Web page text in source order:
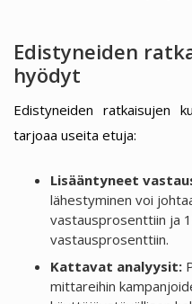
Edistyneiden
hyödyt
Edistyneiden ratkaisujen
tarjoaa useita etuja:
Lisääntyneet
lähestyminen voi
vastausprosenttiin ja
vastausprosenttiin.
Kattavat analyysit:
mittareihin